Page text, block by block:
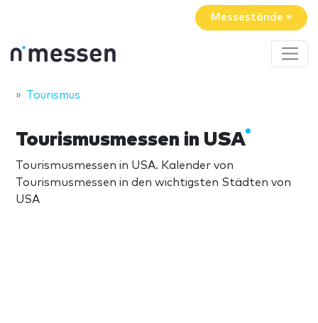
Messestände »
Tourismus
Tourismusmessen in USA
Tourismusmessen in USA. Kalender von
Tourismusmessen in den wichtigsten Städten von
USA